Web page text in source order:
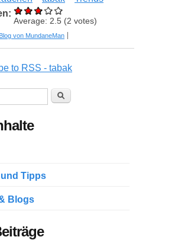
Average: 2.5 (2 votes)
Shisha Trends - das sollten Sie wissen
Blog von MundaneMan
Suche
Tipps
Blogs